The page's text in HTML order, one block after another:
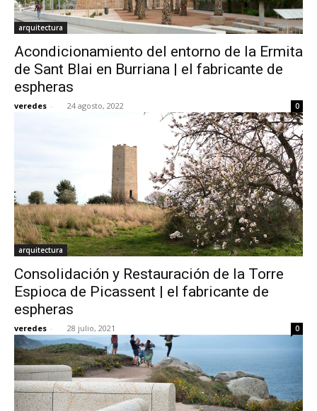
arquitectura
Acondicionamiento del entorno de la Ermita
de Sant Blai en Burriana | el fabricante de
espheras
veredes - 24 agosto, 2022 0
arquitectura
Consolidación y Restauración de la Torre
Espioca de Picassent | el fabricante de
espheras
veredes - 28 julio, 2021 0